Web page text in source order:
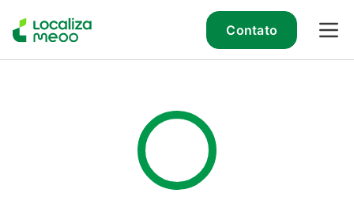
Contato